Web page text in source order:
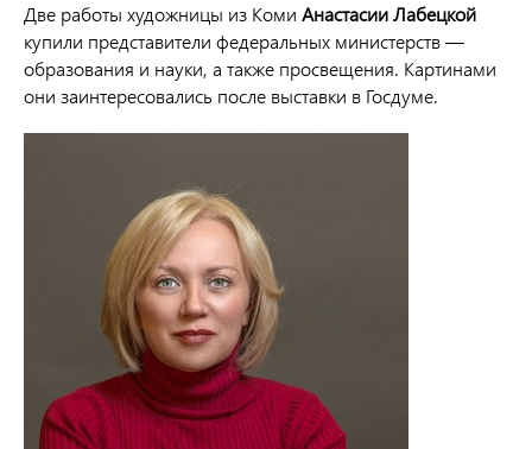
Две работы художницы из Коми Анастасии Лабецкой
купили представители федеральных министерств —
образования и науки, а также просвещения. Картинами
они заинтересовались после выставки в Госдуме.